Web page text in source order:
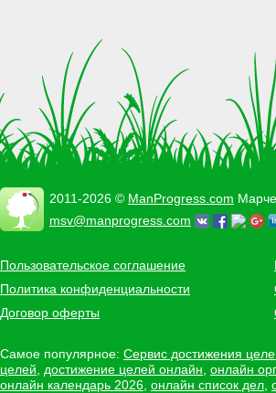
2011-2026 © ManProgress.com
msv@manprogress.com
Пользовательское соглашение
Политика конфиденциальности
Договор оферты
Самое популярное: Сервис достижения
целей
достижение целей онлайн онлайн
онлайн календарь 2026 онлайн список дел